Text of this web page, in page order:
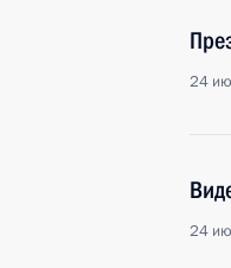
24
24